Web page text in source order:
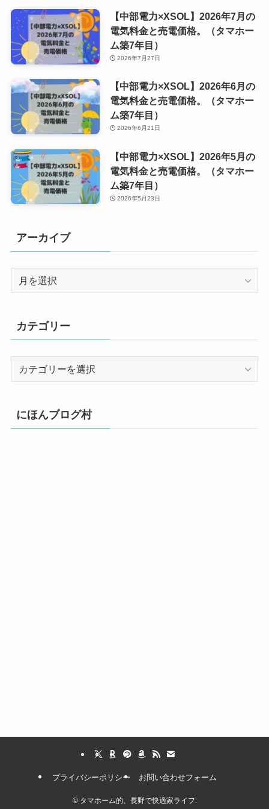
【中部電力×XSOL】2026年7月の
電気料金と売電価格。（タマホー
ム築7年目）
2026年7月27日
【中部電力×XSOL】2026年6月の
電気料金と売電価格。（タマホー
ム築7年目）
2026年6月21日
【中部電力×XSOL】2026年5月の
電気料金と売電価格。（タマホー
ム築7年目）
2026年5月23日
アーカイブ
ブ
カテゴリー
リ
ー
にほんブログ村
プライバシーポリシー お問い合わせフォーム
©タマホーム的、長野で快適家ライフ.